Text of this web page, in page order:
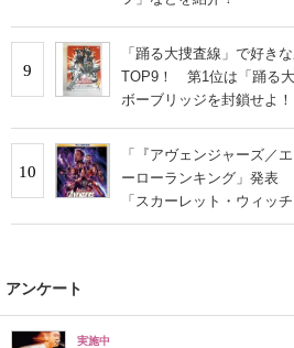
9
「踊る大捜査線」で好き
TOP9！ 第1位は「踊る
ボーブリッジを封鎖せよ
10
「『アヴェンジャーズ／
ーローランキング」発表
「スカーレット・ウィッ
は？
アンケート
実施中